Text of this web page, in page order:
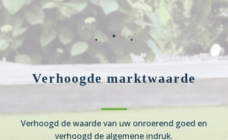
Verhoogde marktwaarde
Verhoogd de waarde van uw onroerend goed en
verhoogd de algemene indruk.